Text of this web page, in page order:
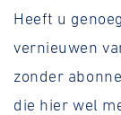
Heeft u
vernieuwen
zonder
die hier wel